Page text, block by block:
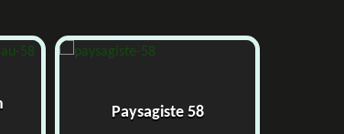
Paysagiste 58